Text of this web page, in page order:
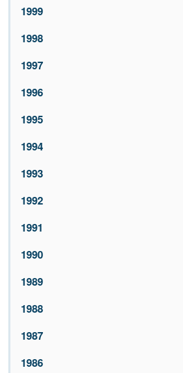
1999
1998
1997
1996
1995
1994
1993
1992
1991
1990
1989
1988
1987
1986